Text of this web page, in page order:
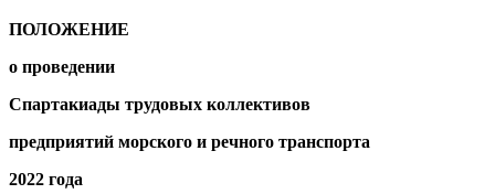
ПОЛОЖЕНИЕ
о проведении
Спартакиады трудовых коллективов
предприятий морского и речного транспорта
2022 года